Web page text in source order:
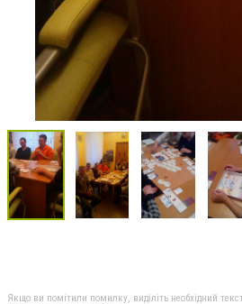
Якщо ви помітили помилку, виділіть необхідний